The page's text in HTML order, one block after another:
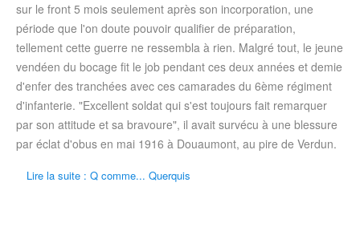
sur le front 5 mois seulement après son incorporation, une
période que l'on doute pouvoir qualifier de préparation,
tellement cette guerre ne ressembla à rien. Malgré tout, le jeune
vendéen du bocage fit le job pendant ces deux années et demie
d'enfer des tranchées avec ces camarades du 6ème régiment
d'infanterie. "Excellent soldat qui s'est toujours fait remarquer
par son attitude et sa bravoure", il avait survécu à une blessure
par éclat d'obus en mai 1916 à Douaumont, au pire de Verdun.
Lire la suite : Q comme... Querquis